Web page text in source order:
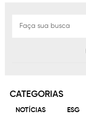
CATEGORIAS
NOTÍCIAS ESG